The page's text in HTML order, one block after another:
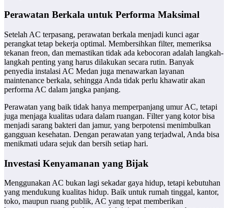
Perawatan Berkala untuk Performa Maksimal
Setelah AC terpasang, perawatan berkala menjadi kunci agar
perangkat tetap bekerja optimal. Membersihkan filter, memeriksa
tekanan freon, dan memastikan tidak ada kebocoran adalah langkah-
langkah penting yang harus dilakukan secara rutin. Banyak
penyedia instalasi AC Medan juga menawarkan layanan
maintenance berkala, sehingga Anda tidak perlu khawatir akan
performa AC dalam jangka panjang.
Perawatan yang baik tidak hanya memperpanjang umur AC, tetapi
juga menjaga kualitas udara dalam ruangan. Filter yang kotor bisa
menjadi sarang bakteri dan jamur, yang berpotensi menimbulkan
gangguan kesehatan. Dengan perawatan yang terjadwal, Anda bisa
menikmati udara sejuk dan bersih setiap hari.
Investasi Kenyamanan yang Bijak
Menggunakan AC bukan lagi sekadar gaya hidup, tetapi kebutuhan
yang mendukung kualitas hidup. Baik untuk rumah tinggal, kantor,
toko, maupun ruang publik, AC yang tepat memberikan